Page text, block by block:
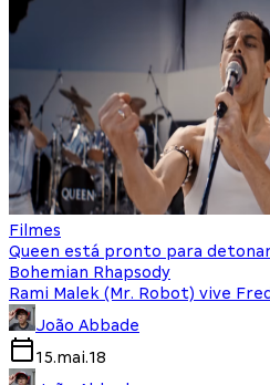
Filmes
Queen está pronto para
Bohemian Rhapsody
Rami Malek (Mr. Robot) vive
João Abbade
15.mai.18